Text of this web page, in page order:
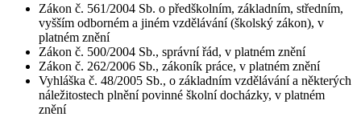
Zákon č. 561/2004 Sb. o předškolním, základním, středním,
vyšším odborném a jiném vzdělávání (školský zákon), v
platném znění
Zákon č. 500/2004 Sb., správní řád, v platném znění
Zákon č. 262/2006 Sb., zákoník práce, v platném znění
Vyhláška č. 48/2005 Sb., o základním vzdělávání a některých
náležitostech plnění povinné školní docházky, v platném
znění